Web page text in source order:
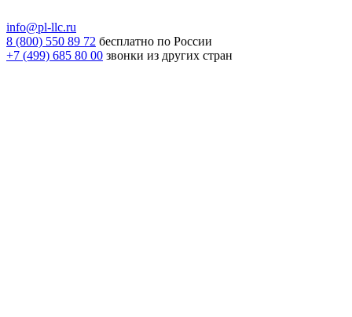
info@pl-llc.ru
8 (800) 550 89 72 бесплатно по России
+7 (499) 685 80 00 звонки из других стран